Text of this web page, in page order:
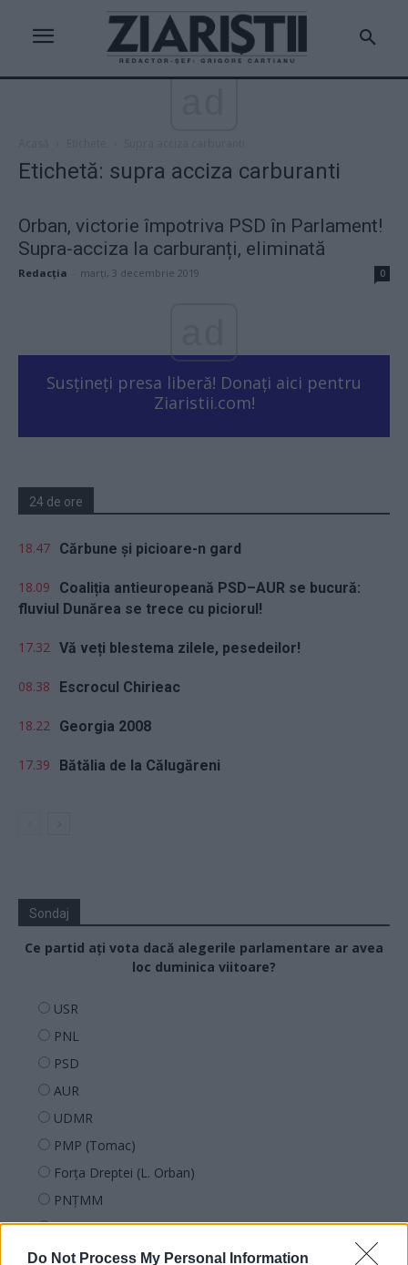
Do Not Process My Personal Information
Etichetă: supra acciza carburanti
Orban, victorie împotriva PSD în Parlament!
Supra-acciza la carburanți, eliminată
Redacţia marți, 3 decembrie 2019 0
Susțineți presa liberă! Donați aici pentru
Ziaristii.com!
24 de ore
18.47 Cărbune și picioare-n gard
18.09
Coaliția antieuropeană PSD–AUR se bucură:
fluviul Dunărea se trece cu piciorul!
17.32 Vă veți blestema zilele, pesedeilor!
08.38 Escrocul Chirieac
18.22 Georgia 2008
17.39 Bătălia de la Călugăreni
Sondaj
Ce partid ați vota dacă alegerile parlamentare ar avea
loc duminica viitoare?
USR
PNL
PSD
AUR
UDMR
PMP (Tomac)
Forța Dreptei (L. Orban)
PNȚMM
REPER
SENS